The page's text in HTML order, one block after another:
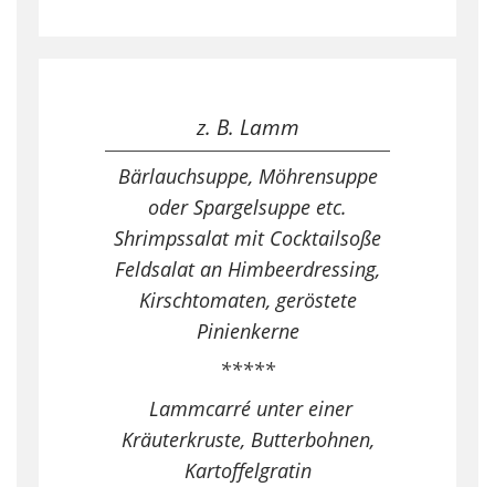
z. B. Lamm
Bärlauchsuppe, Möhrensuppe
oder Spargelsuppe etc.
Shrimpssalat mit Cocktailsoße
Feldsalat an Himbeerdressing,
Kirschtomaten, geröstete
Pinienkerne
*****
Lammcarré unter einer
Kräuterkruste, Butterbohnen,
Kartoffelgratin